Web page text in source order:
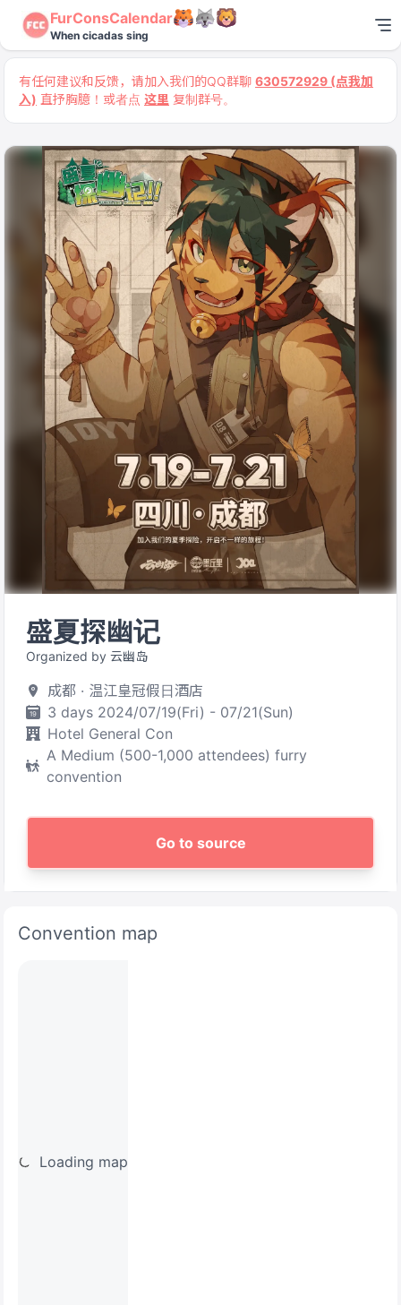
FurConsCalendar
When cicadas sing
有任何建议和反馈，请加入我们的QQ群聊 630572929 (点我加
入) 直抒胸臆！或者点 这里 复制群号。
盛夏探幽记
Organized by 云幽岛
成都 · 温江皇冠假日酒店
3 days 2024/07/19(Fri) - 07/21(Sun)
Hotel General Con
A Medium (500-1,000 attendees) furry
convention
Go to source
Convention map
Loading map